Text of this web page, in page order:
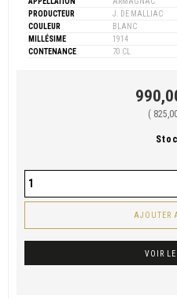
PRODUCTEUR
J. DE MALLIAC
COULEUR
BLANC
MILLÉSIME
1914
CONTENANCE
70 CL
(
AJOUTER
VOIR LE